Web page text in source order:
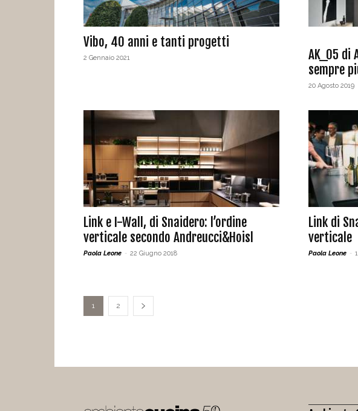
Vibo, 40 anni e tanti progetti
2 Gennaio 2021
AK_05 di
sempre
20 Agosto 2019
Link e I-Wall, di Snaidero: l’ordine
verticale secondo Andreucci&Hoisl
Paola Leone - 22 Giugno 2018
Link di
verticale
Paola Leone -
1 2